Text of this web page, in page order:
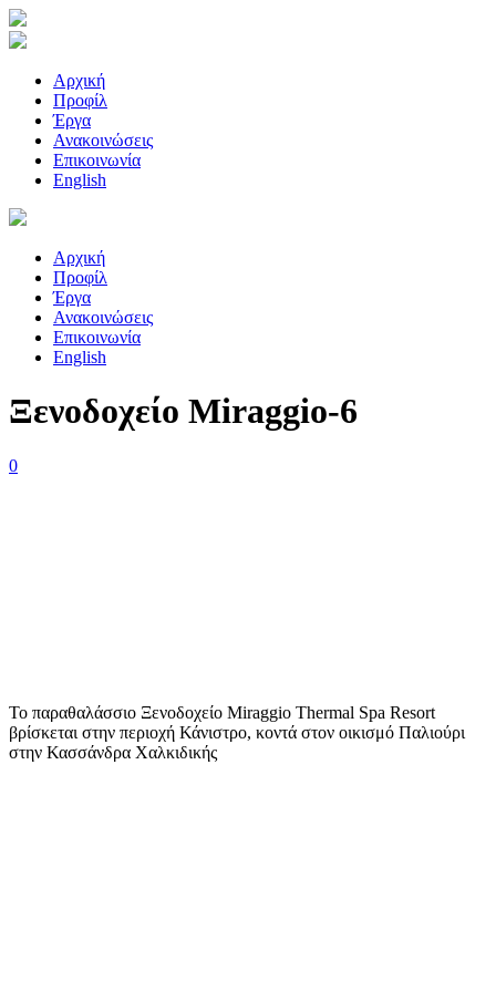
Αρχική
Προφίλ
Έργα
Ανακοινώσεις
Επικοινωνία
English
Αρχική
Προφίλ
Έργα
Ανακοινώσεις
Επικοινωνία
English
Ξενοδοχείο Miraggio-6
0
Το παραθαλάσσιο Ξενοδοχείο Miraggio Thermal Spa Resort
βρίσκεται στην περιοχή Κάνιστρο, κοντά στον οικισμό Παλιούρι
στην Κασσάνδρα Χαλκιδικής